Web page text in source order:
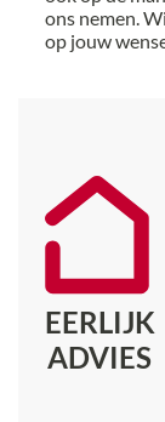
ons nemen.
op jouw
EERLIJK
ADVIES